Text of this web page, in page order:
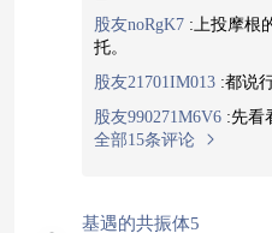
股友noRgK7 : 上投摩根
托。
股友21701IM013 :都说
股友990271M6V6 :先看
全部15条评论
基遇的共振体5